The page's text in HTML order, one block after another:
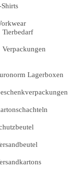
Shirts
Tierbedarf
Verpackungen
Lagerboxen